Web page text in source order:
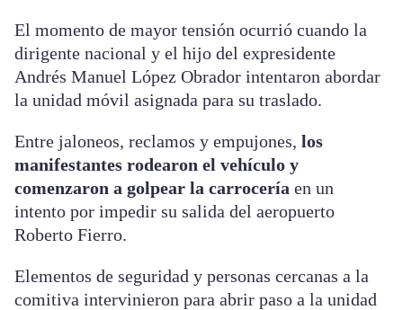
El momento de mayor tensión ocurrió cuando la
dirigente nacional y el hijo del expresidente
Andrés Manuel López Obrador intentaron abordar
la unidad móvil asignada para su traslado.
Entre jaloneos, reclamos y empujones, los
manifestantes rodearon el vehículo y
comenzaron a golpear la carrocería en un
intento por impedir su salida del aeropuerto
Roberto Fierro.
Elementos de seguridad y personas cercanas a la
comitiva intervinieron para abrir paso a la unidad